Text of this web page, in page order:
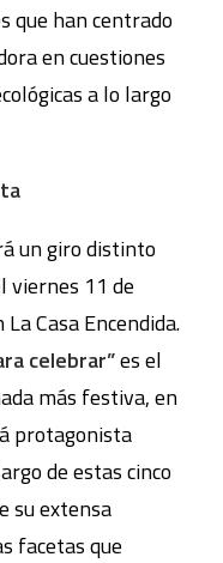
que han centrado
en cuestiones
a lo largo
un giro distinto
viernes 11 de
Casa Encendida.
celebrar”es el
más festiva, en
protagonista
de estas cinco
su extensa
facetas que